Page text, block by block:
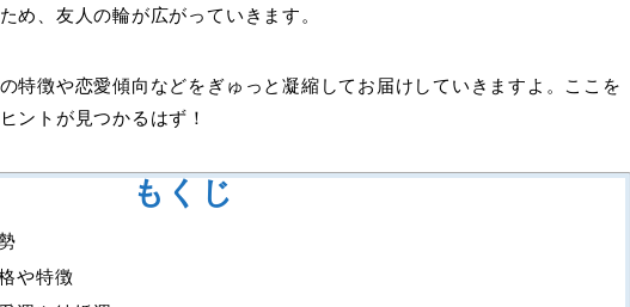
め、友人の輪が広がっていきます。
特徴や恋愛傾向などをぎゅっと凝縮してお届けしていきますよ。ここを
ントが見つかるはず！
もくじ
や特徴